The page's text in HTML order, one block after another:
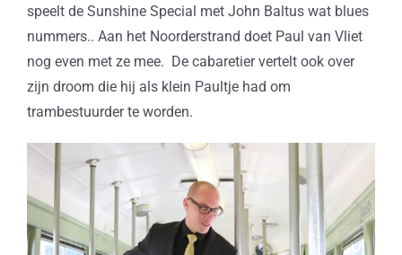
speelt de Sunshine Special met John Baltus wat blues
nummers.. Aan het Noorderstrand doet Paul van Vliet
nog even met ze mee. De cabaretier vertelt ook over
zijn droom die hij als klein Paultje had om
trambestuurder te worden.